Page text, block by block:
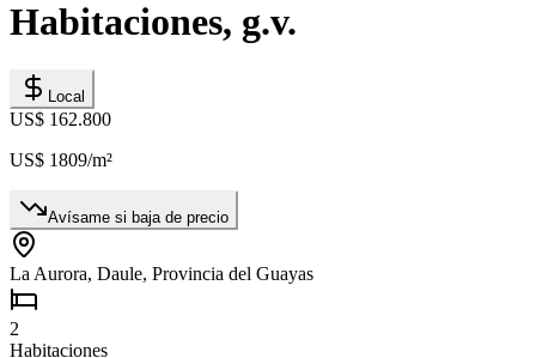
Habitaciones, g.v.
Local
US$ 162.800
US$ 1809/m²
Avísame si baja de precio
La Aurora, Daule, Provincia del Guayas
2
Habitaciones